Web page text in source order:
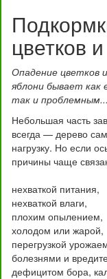
цветков
Опадение цветков
яблони бывает как
так и проблемным...
Небольшая часть
всегда — дерево
нагрузку. Но если
причины чаще
нехваткой питания,
нехваткой влаги,
плохим опылением,
холодом или жарой,
перегрузкой
болезнями и
дефицитом бора,